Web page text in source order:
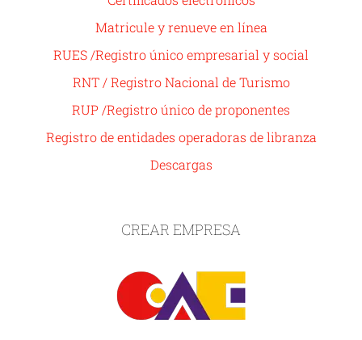
Matricule y renueve en línea
RUES /Registro único empresarial y social
RNT / Registro Nacional de Turismo
RUP /Registro único de proponentes
Registro de entidades operadoras de libranza
Descargas
CREAR EMPRESA